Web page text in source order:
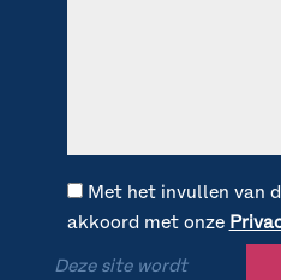
Met het invullen van
akkoord met onze
Deze site wordt